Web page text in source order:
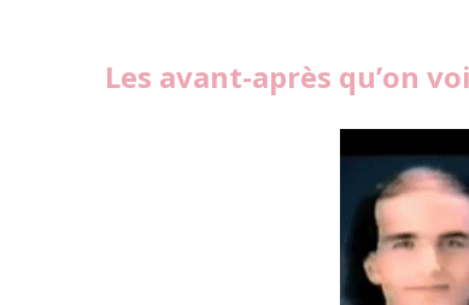
Les avant-après qu’on